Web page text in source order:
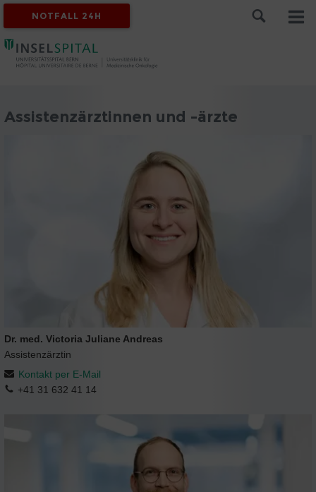
NOTFALL 24H
Assistenzärztinnen und -ärzte
Dr. med. Victoria Juliane Andreas
Assistenzärztin
Kontakt per E-Mail
+41 31 632 41 14